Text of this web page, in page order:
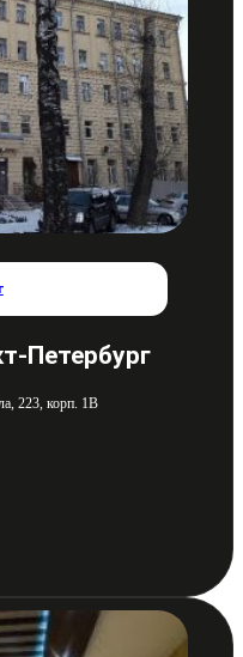
Петербург
223, корп. 1В